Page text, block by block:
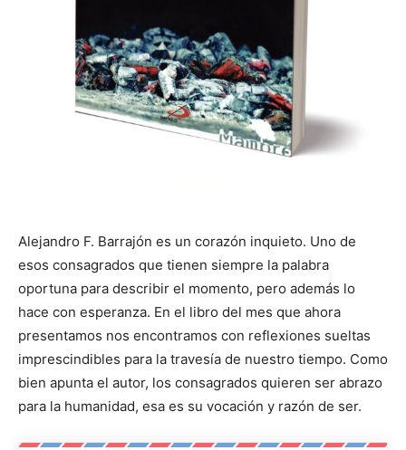
Alejandro F. Barrajón es un corazón inquieto. Uno de
esos consagrados que tienen siempre la palabra
oportuna para describir el momento, pero además lo
hace con esperanza. En el libro del mes que ahora
presentamos nos encontramos con reflexiones sueltas
imprescindibles para la travesía de nuestro tiempo. Como
bien apunta el autor, los consagrados quieren ser abrazo
para la humanidad, esa es su vocación y razón de ser.